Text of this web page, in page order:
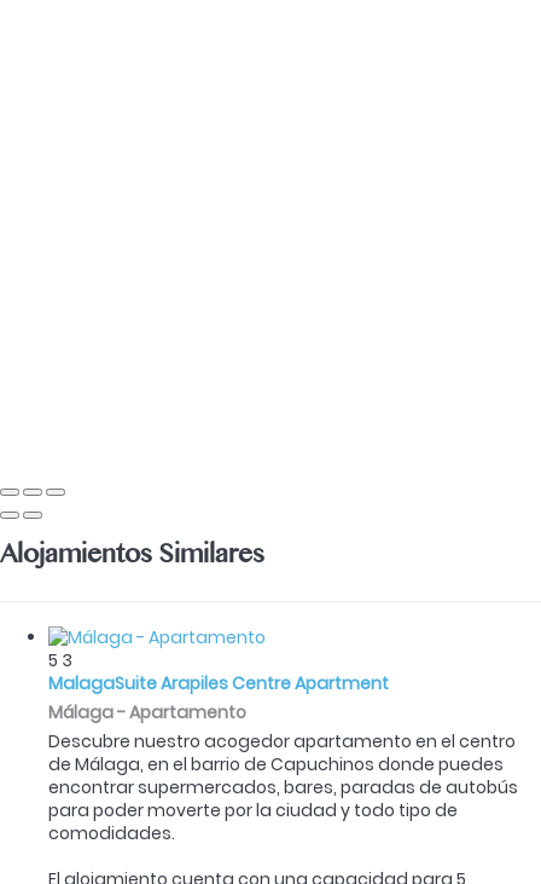
Alojamientos Similares
5 3
MalagaSuite Arapiles Centre Apartment
Málaga -Apartamento
Descubre nuestro acogedor apartamento en el centro
de Málaga, en el barrio de Capuchinos donde puedes
encontrar supermercados, bares, paradas de autobús
para poder moverte por la ciudad y todo tipo de
comodidades.